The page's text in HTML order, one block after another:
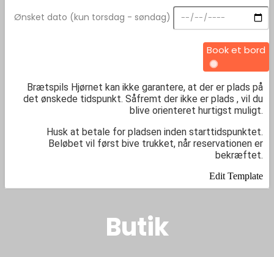
Ønsket dato (kun torsdag - søndag)
Book et bord
Brætspils Hjørnet kan ikke garantere, at der er plads på
det ønskede tidspunkt. Såfremt der ikke er plads , vil du
blive orienteret hurtigst muligt.
Husk at betale for pladsen inden starttidspunktet.
Beløbet vil først bive trukket, når reservationen er
bekræftet.
Edit Template
Butik